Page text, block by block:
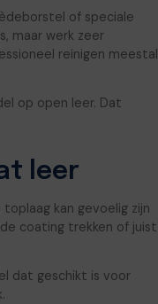
of speciale
maar werk zeer
reinigen meestal
op open leer. Dat
leer
kan gevoelig zijn
coating trekken of juist
dat geschikt is voor